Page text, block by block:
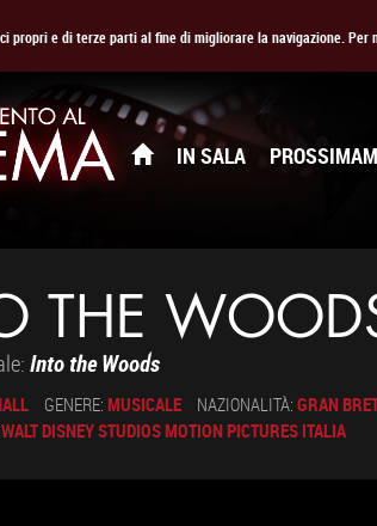
propri e di terze parti al fine di migliorare la navigazione. Per
IN SALA
THE
Into the Woods
GENERE: MUSICALE NAZIONALITÀ: GRAN
WALT DISNEY STUDIOS MOTION PICTURES ITALIA